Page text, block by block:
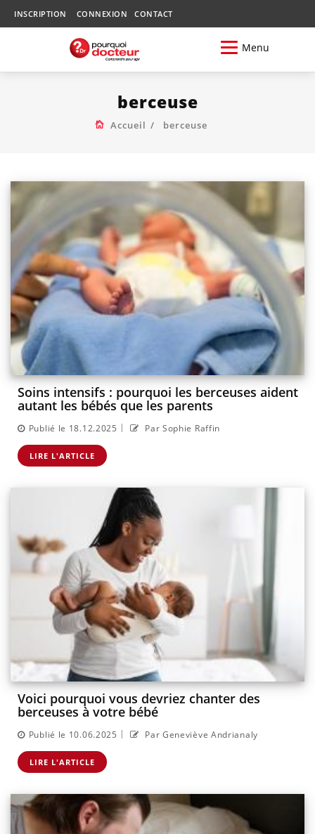
INSCRIPTION CONNEXION CONTACT
Menu
berceuse
Accueil berceuse
Soins intensifs : pourquoi les berceuses aident
autant les bébés que les parents
Publié le 18.12.2025 | Par Sophie Raffin
LIRE L'ARTICLE
Voici pourquoi vous devriez chanter des
berceuses à votre bébé
Publié le 10.06.2025 | Par Geneviève Andrianaly
LIRE L'ARTICLE